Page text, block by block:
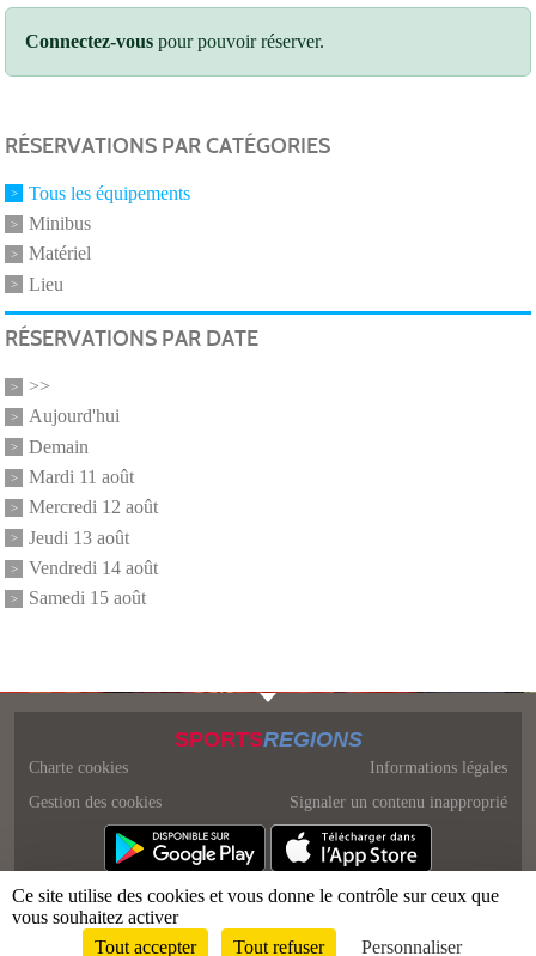
Connectez-vous pour pouvoir réserver.
RÉSERVATIONS PAR CATÉGORIES
Tous les équipements
Minibus
Matériel
Lieu
RÉSERVATIONS PAR DATE
>>
Aujourd'hui
Demain
Mardi 11 août
Mercredi 12 août
Jeudi 13 août
Vendredi 14 août
Samedi 15 août
SPORTSREGIONS
Charte cookies
Gestion des cookies
Informations légales
Signaler un contenu inapproprié
Envie de participer ? Connexion
Ce site utilise des cookies et vous donne le contrôle sur ceux que
vous souhaitez activer
Tout accepter
Tout refuser Personnaliser